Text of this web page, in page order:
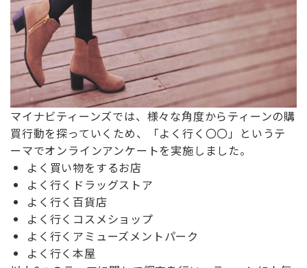
マイナビティーンズでは、様々な角度からティーンの購
買行動を探っていくため、「よく行く〇〇」というテ
ーマでオンラインアンケートを実施しました。
よく買い物をするお店
よく行くドラッグストア
よく行く百貨店
よく行くコスメショップ
よく行くアミューズメントパーク
よく行く本屋